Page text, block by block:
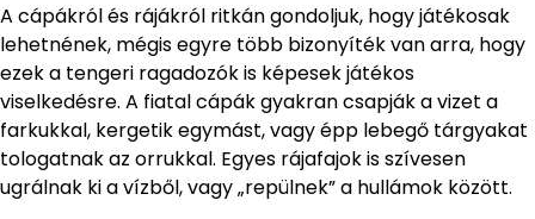
A cápákról és rájákról ritkán gondoljuk, hogy játékosak
lehetnének, mégis egyre több bizonyíték van arra, hogy
ezek a tengeri ragadozók is képesek játékos
viselkedésre. A fiatal cápák gyakran csapják a vizet a
farkukkal, kergetik egymást, vagy épp lebegő tárgyakat
tologatnak az orrukkal. Egyes rájafajok is szívesen
ugrálnak ki a vízből, vagy „repülnek” a hullámok között.